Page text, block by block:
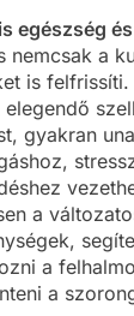
egészség
nemcsak a
is
elegendő
gyakran
a
a
a